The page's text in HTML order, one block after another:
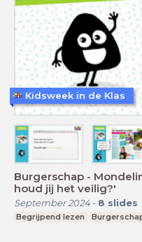
Burgerschap -
houd jij het veilig?'
September 2024- 8 slides
Begrijpend lezen
Kidsweek in de Klas